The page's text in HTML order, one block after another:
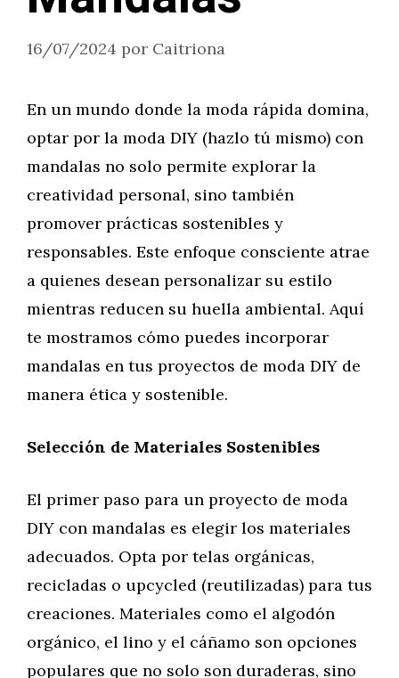
16/07/2024 por Caitriona
En un mundo donde la moda rápida domina,
optar por la moda DIY (hazlo tú mismo) con
mandalas no solo permite explorar la
creatividad personal, sino también
promover prácticas sostenibles y
responsables. Este enfoque consciente atrae
a quienes desean personalizar su estilo
mientras reducen su huella ambiental. Aquí
te mostramos cómo puedes incorporar
mandalas en tus proyectos de moda DIY de
manera ética y sostenible.
Selección de Materiales Sostenibles
El primer paso para un proyecto de moda
DIY con mandalas es elegir los materiales
adecuados. Opta por telas orgánicas,
recicladas o upcycled (reutilizadas) para tus
creaciones. Materiales como el algodón
orgánico, el lino y el cáñamo son opciones
populares que no solo son duraderas, sino